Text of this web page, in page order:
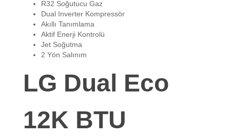
R32 Soğutucu Gaz
Dual Inverter Kompressör
Akıllı Tanımlama
Aktif Enerji Kontrolü
Jet Soğutma
2 Yön Salınım
LG Dual Eco
12K BTU